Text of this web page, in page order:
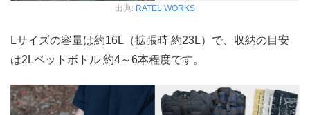
出典: RATEL WORKS
Lサイズの容量は約16L（拡張時 約23L）で、収納の目安
は2Lペットボトル 約4～6本程度です。